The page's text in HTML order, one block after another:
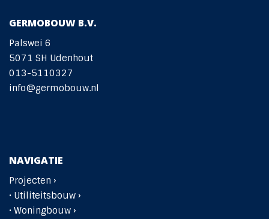
GERMOBOUW B.V.
Palswei 6
5071 SH Udenhout
013-5110327
info@germobouw.nl
NAVIGATIE
Projecten ›
• Utiliteitsbouw ›
• Woningbouw ›